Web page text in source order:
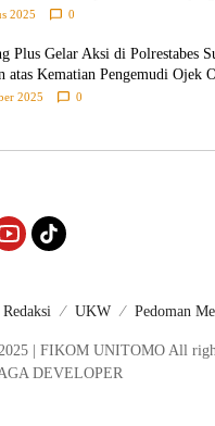
2025 0
Plus Gelar Aksi di Polrestabes
Kematian Pengemudi Ojek Online dan
Represif pada Demonstran
2025 0
Redaksi UKW Pedoman
| FIKOM UNITOMO All
DEVELOPER